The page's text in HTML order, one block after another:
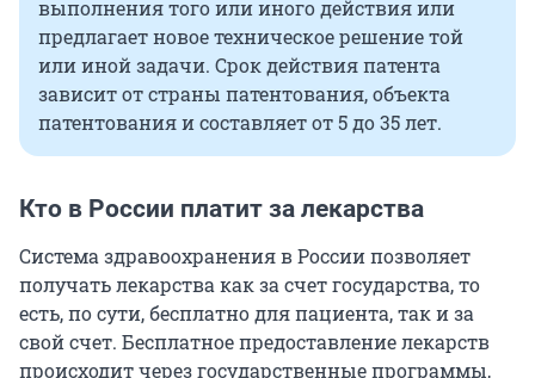
выполнения того или иного действия или
предлагает новое техническое решение той
или иной задачи. Срок действия патента
зависит от страны патентования, объекта
патентования и составляет от 5 до 35 лет.
Кто в России платит за лекарства
Система здравоохранения в России позволяет
получать лекарства как за счет государства, то
есть, по сути, бесплатно для пациента, так и за
свой счет. Бесплатное предоставление лекарств
происходит через государственные программы,